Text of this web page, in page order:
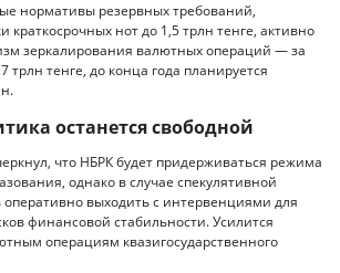
нормативы резервных требований,
краткосрочных нот до 1,5 трлн тенге, активно
зеркалирования валютных операций — за
трлн тенге, до конца года планируется
останется свободной
что НБРК будет придерживаться режима
однако в случае спекулятивной
оперативно выходить с интервенциями для
финансовой стабильности. Усилится
операциям квазигосударственного